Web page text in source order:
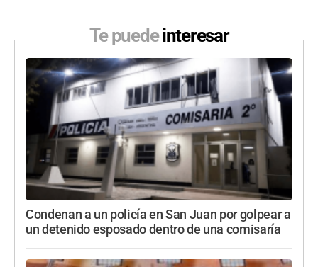
Te puedeinteresar
Condenan a un policía en San Juan por golpear a
un detenido esposado dentro de una comisaría